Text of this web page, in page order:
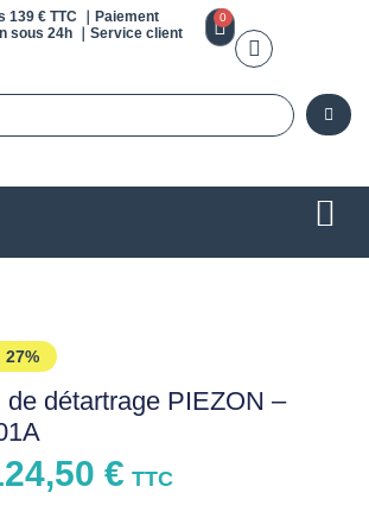
139 € TTC ｜Paiement
sous 24h ｜Service client
0
27%
de détartrage PIEZON –
€ TTC